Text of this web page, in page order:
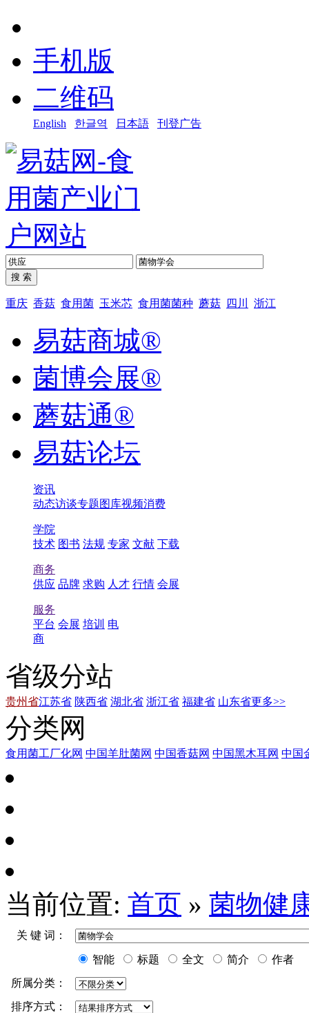
手机版
二维码
English 한글역 日本語 刊登广告
重庆 香菇 食用菌 玉米芯 食用菌菌种 蘑菇 四川 浙江
易菇商城®
菌博会展®
蘑菇通®
易菇论坛
资讯
动态访谈专题图库视频消费
学院
技术 图书 法规 专家 文献 下载
商务
供应 品牌 求购 人才 行情 会展
服务
平台 会展 培训 电
商
省级分站
贵州省江苏省 陕西省 湖北省 浙江省 福建省 山东省更多>>
分类网
食用菌工厂化网 中国羊肚菌网 中国香菇网 中国黑木耳网 中国
当前位置: 首页 » 菌物健
关 键 词：
智能 标题 全文 简介
作者
所属分类：
排序方式：